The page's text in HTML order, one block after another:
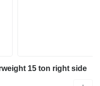
15 ton right side